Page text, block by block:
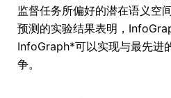
监督任务所偏好的潜在语义空
预测的实验结果表明，
InfoGraph*可以实现与最先进
争。